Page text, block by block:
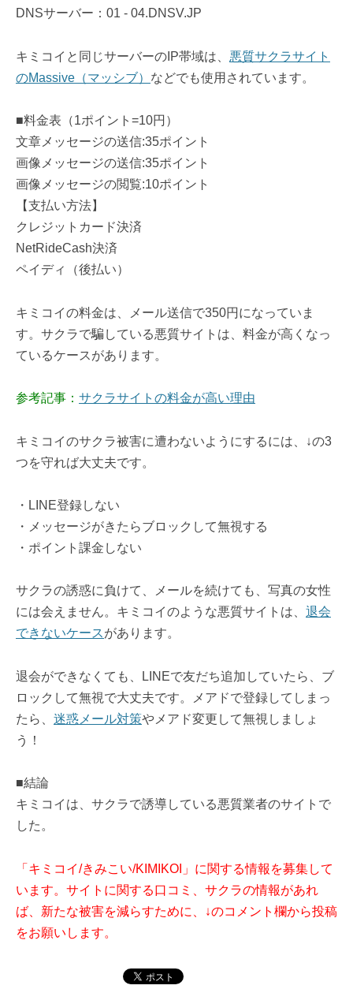
DNSサーバー：01 - 04.DNSV.JP
キミコイと同じサーバーのIP帯域は、 悪質サクラサイト
のMassive（マッシブ） などでも使用されています。
■料金表（1ポイント=10円）
文章メッセージの送信:35ポイント
画像メッセージの送信:35ポイント
画像メッセージの閲覧:10ポイント
【支払い方法】
クレジットカード決済
NetRideCash決済
ペイディ（後払い）
キミコイの料金は、メール送信で350円になっていま
す。サクラで騙している悪質サイトは、料金が高くなっ
ているケースがあります。
参考記事： サクラサイトの料金が高い理由
キミコイのサクラ被害に遭わないようにするには、↓の3
つを守れば大丈夫です。
・LINE登録しない
・メッセージがきたらブロックして無視する
・ポイント課金しない
サクラの誘惑に負けて、メールを続けても、写真の女性
には会えません。キミコイのような悪質サイトは、 退会
できないケースがあります。
退会ができなくても、LINEで友だち追加していたら、ブ
ロックして無視で大丈夫です。メアドで登録してしまっ
たら、 迷惑メール対策やメアド変更して無視しましょ
う！
■結論
キミコイは、サクラで誘導している悪質業者のサイトで
した。
「キミコイ/きみこい/KIMIKOI」に関する情報を募集して
います。サイトに関する口コミ、サクラの情報があれ
ば、新たな被害を減らすために、↓のコメント欄から投稿
をお願いします。